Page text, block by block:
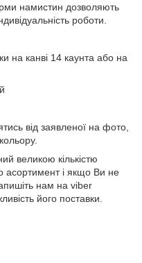
намистин дозволяють
роботи.
на канві 14 каунта або на
від заявленої на фото,
великою кількістю
асортимент і якщо Ви не
нам на viber
його поставки.